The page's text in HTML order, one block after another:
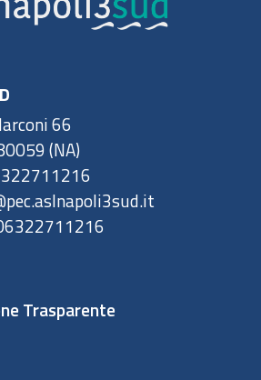
66
(NA)
Trasparente